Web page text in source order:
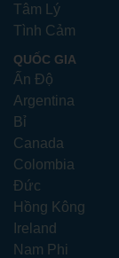
Tâm Lý
Tình Cảm
QUỐC GIA
Ấn Độ
Argentina
Bỉ
Canada
Colombia
Đức
Hồng Kông
Ireland
Nam Phi